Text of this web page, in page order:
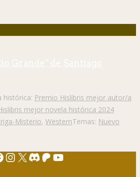
Grande" de Santiago
histórica: Premio Hislibris mejor autor/a
mejor novela histórica 2024
Misterio, WesternTemas: Nuevo
Instagram
X Discord
Patreon
YouTube